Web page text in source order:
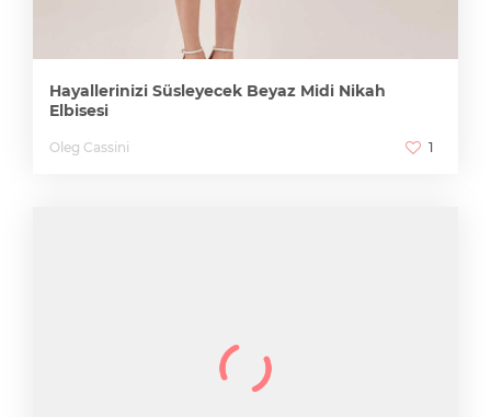
Hayallerinizi Süsleyecek Beyaz Midi Nikah
Elbisesi
Oleg Cassini 1